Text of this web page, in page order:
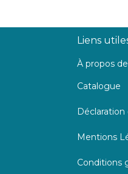
Liens
À propos
Catalogue
Mentions
Conditions